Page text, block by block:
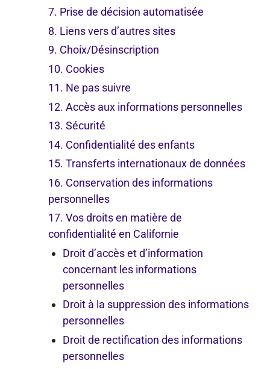
7. Prise de décision automatisée
8. Liens vers d’autres sites
9. Choix/Désinscription
10. Cookies
11. Ne pas suivre
12. Accès aux informations personnelles
13. Sécurité
14. Confidentialité des enfants
15. Transferts internationaux de données
16. Conservation des informations
personnelles
17. Vos droits en matière de
confidentialité en Californie
Droit d’accès et d’information
concernant les informations
personnelles
Droit à la suppression des informations
personnelles
Droit de rectification des informations
personnelles